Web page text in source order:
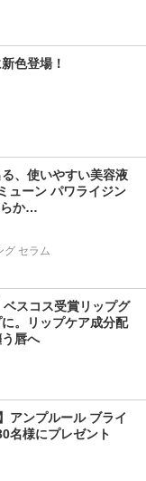
色登場！
、使いやすい美容液
ューン パワライジン
らか…
グ セラム
ベスコス受賞リップグ
。リップケア成分配
唇へ
アンプルール ブライ
名様にプレゼント